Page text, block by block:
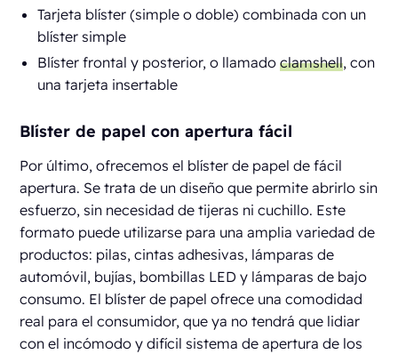
Tarjeta blíster (simple o doble) combinada con un
blíster simple
Blíster frontal y posterior, o llamadoclamshell, con
una tarjeta insertable
Blíster de papel con apertura fácil
Por último, ofrecemos el blíster de papel de fácil
apertura. Se trata de un diseño que permite abrirlo sin
esfuerzo, sin necesidad de tijeras ni cuchillo. Este
formato puede utilizarse para una amplia variedad de
productos: pilas, cintas adhesivas, lámparas de
automóvil, bujías, bombillas LED y lámparas de bajo
consumo. El blíster de papel ofrece una comodidad
real para el consumidor, que ya no tendrá que lidiar
con el incómodo y difícil sistema de apertura de los